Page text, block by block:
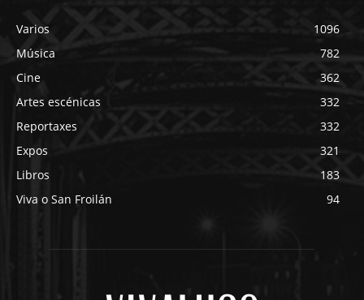
Varios
1096
Música
782
Cine
362
Artes escénicas
332
Reportaxes
332
Expos
321
Libros
183
Viva o San Froilán
94